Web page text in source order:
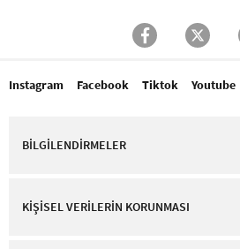
Instagram Facebook Tiktok Youtube
BİLGİLENDİRMELER
KİŞİSEL VERİLERİN KORUNMASI